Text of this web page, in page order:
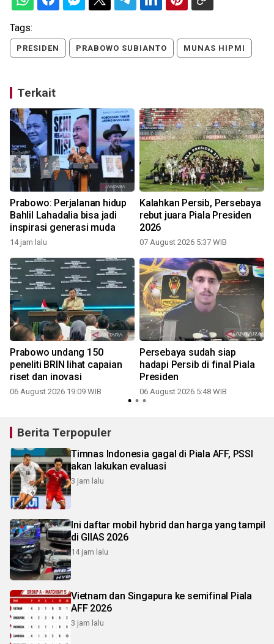
Tags:
PRESIDEN PRABOWO SUBIANTO MUNAS HIPMI
Terkait
Prabowo: Perjalanan hidup
Bahlil Lahadalia bisa jadi
inspirasi generasi muda
14 jam lalu
Kalahkan Persib, Persebaya
rebut juara Piala Presiden
2026
07 August 2026 5:37 WIB
Prabowo undang 150
peneliti BRIN lihat capaian
riset dan inovasi
06 August 2026 19:09 WIB
Persebaya sudah siap
hadapi Persib di final Piala
Presiden
06 August 2026 5:48 WIB
Berita Terpopuler
Timnas Indonesia gagal di Piala AFF, PSSI
akan lakukan evaluasi
3 jam lalu
Ini daftar mobil hybrid dan harga yang tampil
di GIIAS 2026
14 jam lalu
Vietnam dan Singapura ke semifinal Piala
AFF 2026
3 jam lalu